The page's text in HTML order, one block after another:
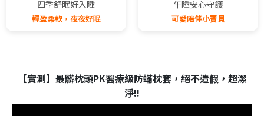
四季舒眠好入睡
輕盈柔軟，夜夜好眠
午睡安心守護
可愛陪伴小寶貝
【實測】最髒枕頭PK醫療級防蟎枕套，絕不造假，超潔
淨!!